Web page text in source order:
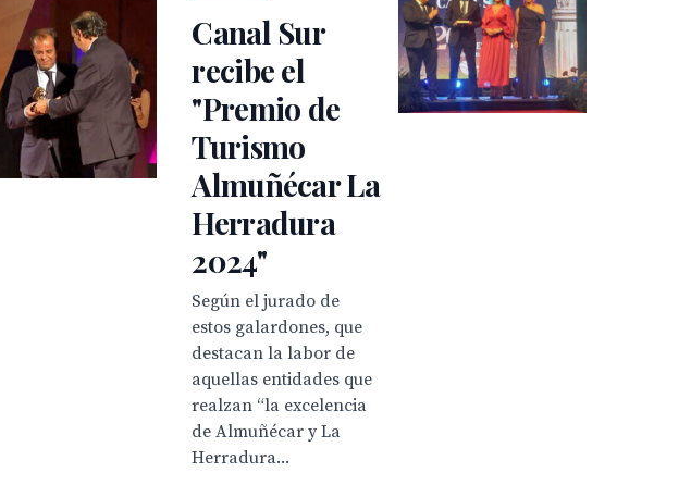
Canal Sur
recibe el
"Premio de
Turismo
Almuñécar La
Herradura
2024"
Según el jurado de
estos galardones, que
destacan la labor de
aquellas entidades que
realzan “la excelencia
de Almuñécar y La
Herradura...